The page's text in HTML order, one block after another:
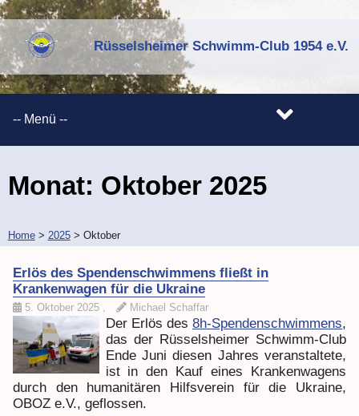
Rüsselsheimer Schwimm-Club 1954 e.V.
Monat: Oktober 2025
Home> 2025> Oktober
Erlös des Spendenschwimmens fließt in
Krankenwagen für die Ukraine
5. Oktober 2025 , Michael Schaffar
Der Erlös des 8h-Spendenschwimmens,
das der Rüsselsheimer Schwimm-Club
Ende Juni diesen Jahres veranstaltete,
ist in den Kauf eines Krankenwagens
durch den humanitären Hilfsverein für die Ukraine,
OBOZ e.V., geflossen.